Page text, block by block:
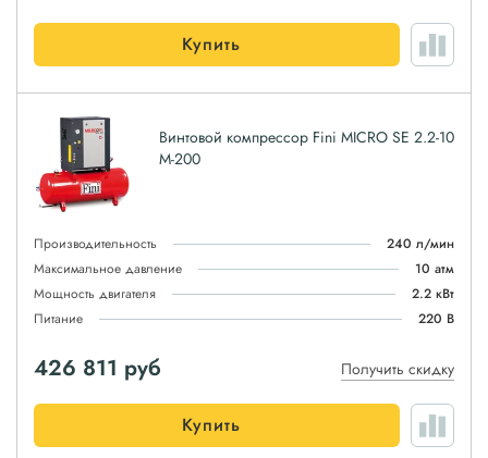
Купить
Винтовой компрессор Fini MICRO SE 2.2-10
M-200
Производительность
240 л/мин
Максимальное давление
10 атм
Мощность двигателя
2.2 кВт
Питание
220 В
426 811 руб Получить скидку
Купить